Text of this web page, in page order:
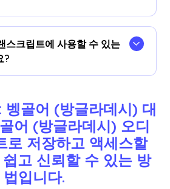
반cmd+ F를 사용하여 성적표
라데시) 단어를 검색하십시오.
크립트에 사용할 수 있는
?
, 터키어, 노르웨이어, 이탈리아
, 필리핀어, 스와힐리어, 헝가리
제공됩니다.더.Google Meet에서
했는지 확인하세요.
골어 (방글라데시) 대
어 (방글라데시) 오디
로 저장하고 액세스할
고 신뢰할 수 있는 방
법입니다.